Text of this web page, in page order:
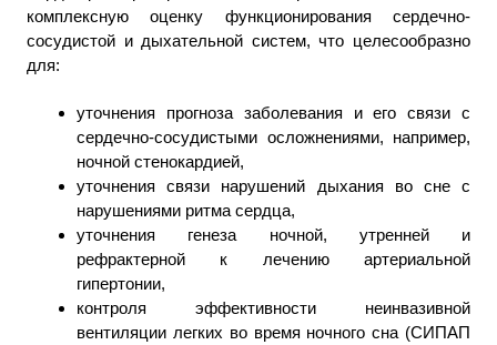
комплексную оценку функционирования сердечно-
сосудистой и дыхательной систем, что целесообразно
для:
уточнения прогноза заболевания и его связи с
сердечно-сосудистыми осложнениями, например,
ночной стенокардией,
уточнения связи нарушений дыхания во сне с
нарушениями ритма сердца,
уточнения генеза ночной, утренней и
рефрактерной к лечению артериальной
гипертонии,
контроля эффективности неинвазивной
вентиляции легких во время ночного сна (СИПАП